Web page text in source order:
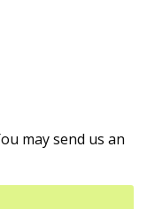
may send us an